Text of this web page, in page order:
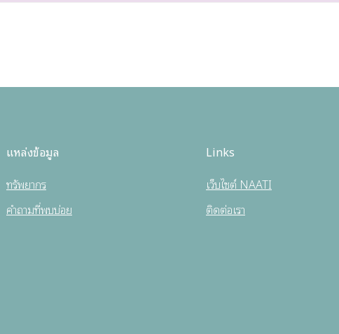
แหล่งข้อมูล
ทรัพยากร
คำถามที่พบบ่อย
Links
เว็บไซต์ NAATI
ติดต่อเรา